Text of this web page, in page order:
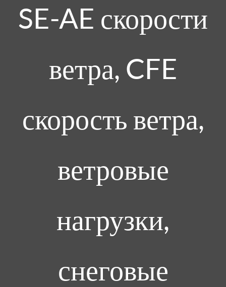
SE-AE скорости
ветра, CFE
скорость ветра,
ветровые
нагрузки,
снеговые